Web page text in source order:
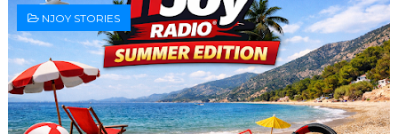
NJOY STORIES